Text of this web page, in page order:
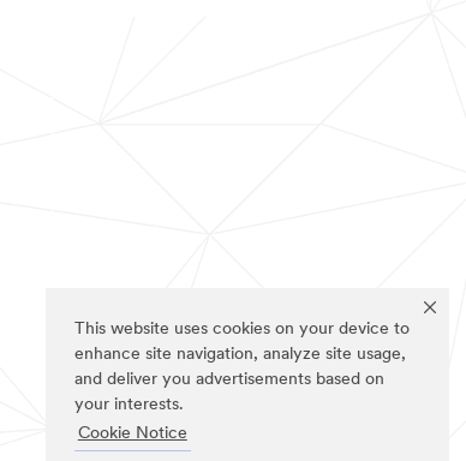
This website uses cookies on your device to
enhance site navigation, analyze site usage,
and deliver you advertisements based on
your interests.
Cookie Notice